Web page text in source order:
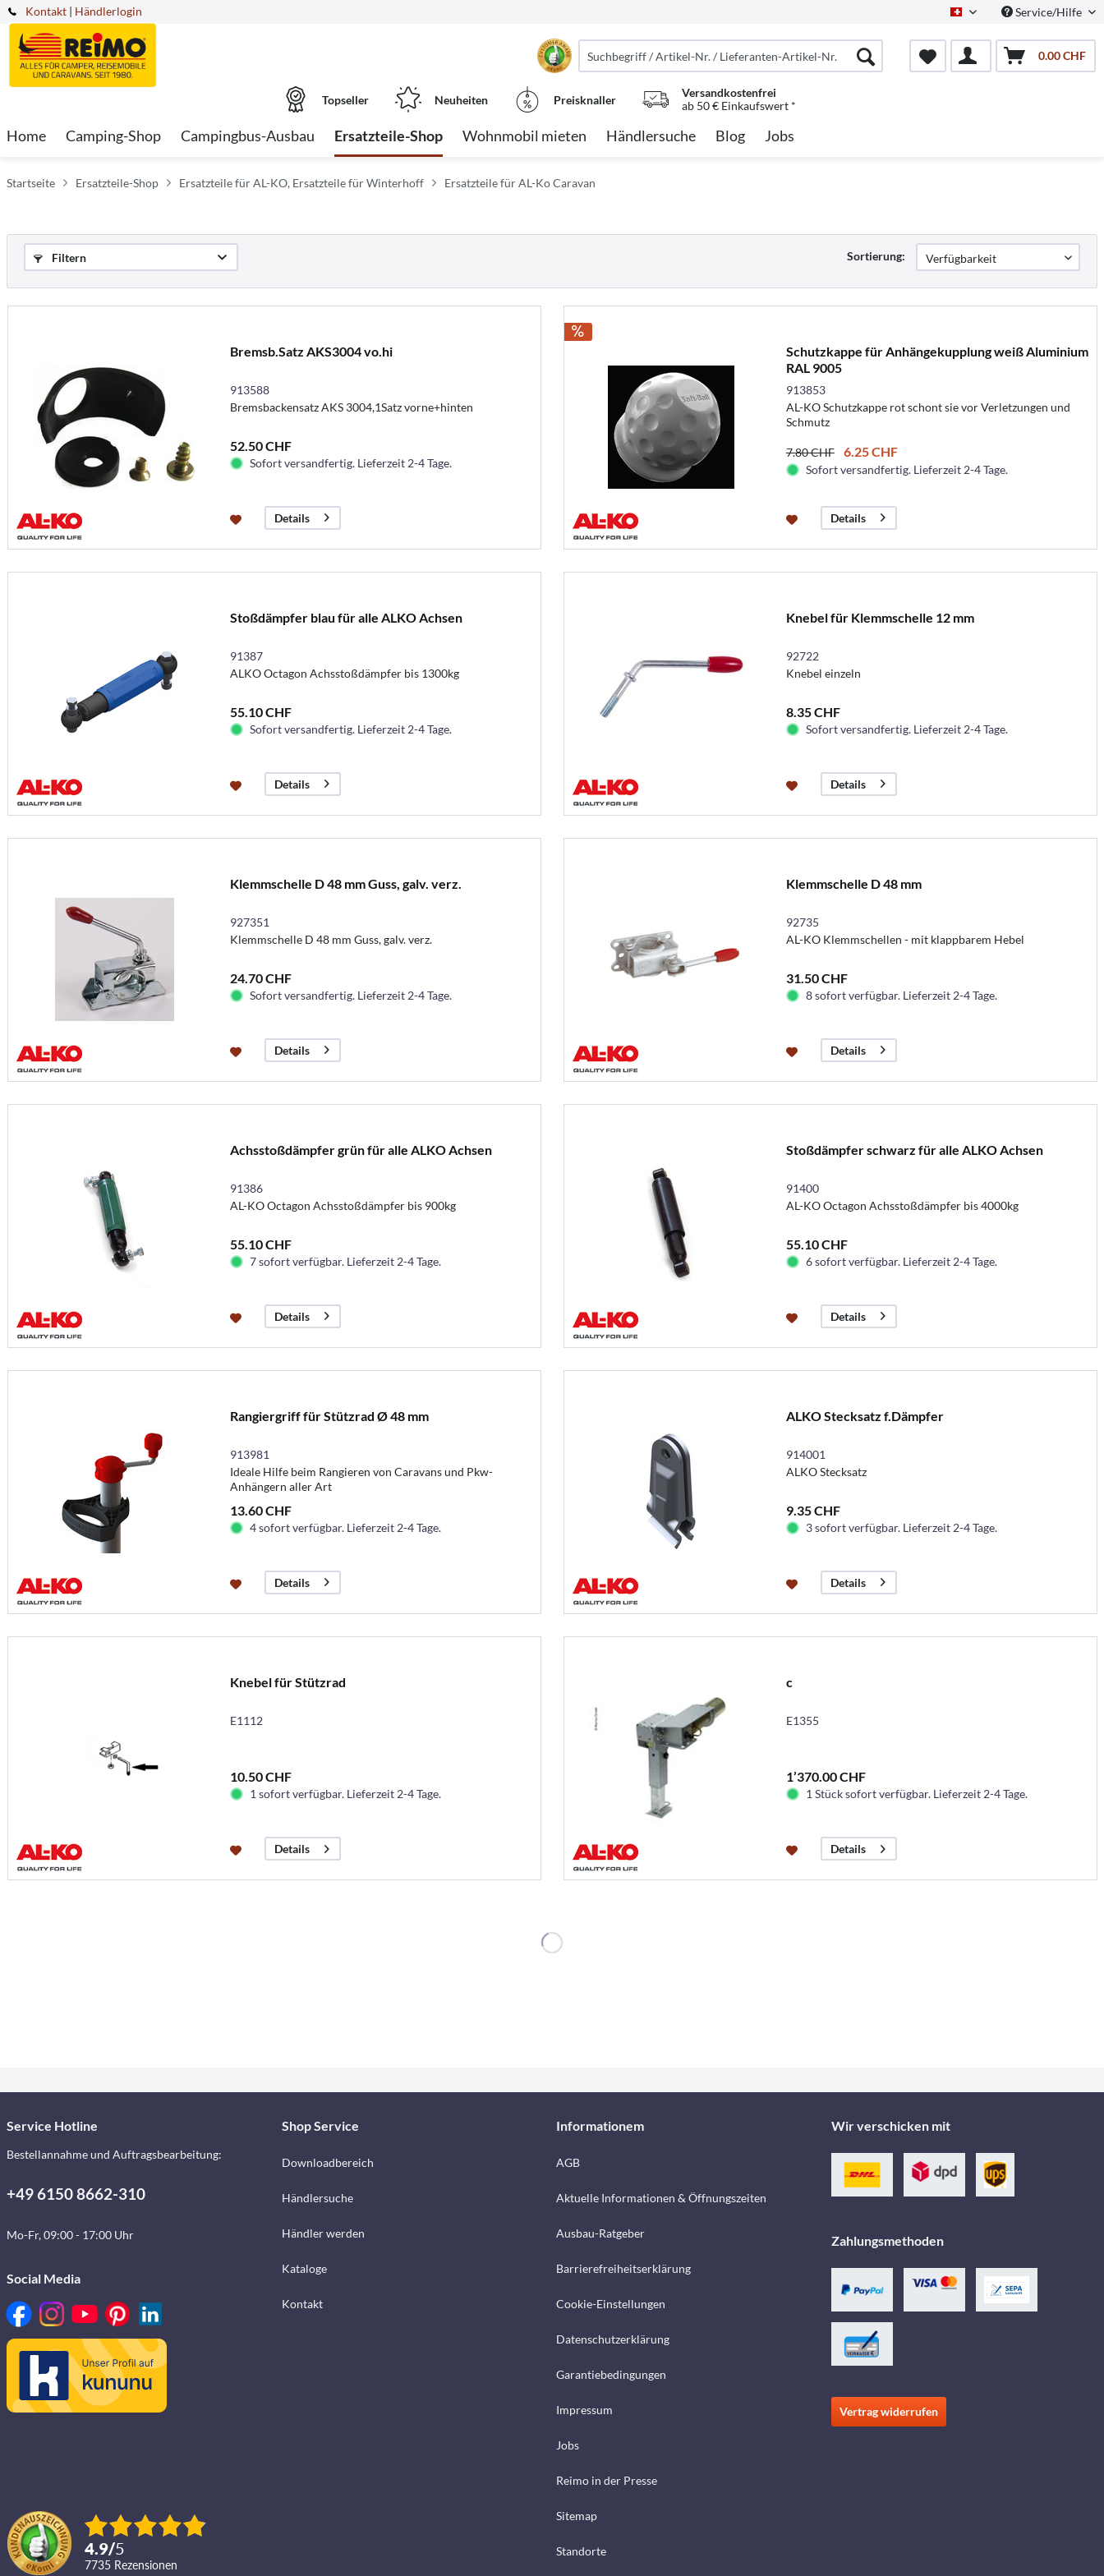
Kontakt Schweiz/DeutschService/Hilfe
| Händlerlogin
0.00 CHF
Topseller Neuheiten Preisknaller
Versandkostenfrei
ab 50 € Einkaufswert *
Home Camping-Shop Campingbus-Ausbau Ersatzteile-Shop Wohnmobil mieten Händlersuche Blog Jobs
Startseite Ersatzteile-Shop Ersatzteile für AL-KO, Ersatzteile für Winterhoff Ersatzteile für AL-Ko Caravan
Filtern Sortierung:
Bremsb.Satz AKS3004 vo.hi
913588
Bremsbackensatz AKS 3004,1Satz vorne+hinten
52.50 CHF
Sofort versandfertig. Lieferzeit 2-4 Tage.
Details
Schutzkappe für Anhängekupplung weiß Aluminium
RAL 9005
913853
AL-KO Schutzkappe rot schont sie vor Verletzungen und
Schmutz
7.80 CHF 6.25 CHF
Sofort versandfertig. Lieferzeit 2-4 Tage.
Details
Stoßdämpfer blau für alle ALKO Achsen
91387
ALKO Octagon Achsstoßdämpfer bis 1300kg
55.10 CHF
Sofort versandfertig. Lieferzeit 2-4 Tage.
Details
Knebel für Klemmschelle 12 mm
92722
Knebel einzeln
8.35 CHF
Sofort versandfertig. Lieferzeit 2-4 Tage.
Details
Klemmschelle D 48 mm Guss, galv. verz.
927351
Klemmschelle D 48 mm Guss, galv. verz.
24.70 CHF
Sofort versandfertig. Lieferzeit 2-4 Tage.
Details
Klemmschelle D 48 mm
92735
AL-KO Klemmschellen - mit klappbarem Hebel
31.50 CHF
8 sofort verfügbar. Lieferzeit 2-4 Tage.
Details
Achsstoßdämpfer grün für alle ALKO Achsen
91386
AL-KO Octagon Achsstoßdämpfer bis 900kg
55.10 CHF
7 sofort verfügbar. Lieferzeit 2-4 Tage.
Details
Stoßdämpfer schwarz für alle ALKO Achsen
91400
AL-KO Octagon Achsstoßdämpfer bis 4000kg
55.10 CHF
6 sofort verfügbar. Lieferzeit 2-4 Tage.
Details
Rangiergriff für Stützrad Ø 48 mm
913981
Ideale Hilfe beim Rangieren von Caravans und Pkw-
Anhängern aller Art
13.60 CHF
4 sofort verfügbar. Lieferzeit 2-4 Tage.
Details
ALKO Stecksatz f.Dämpfer
914001
ALKO Stecksatz
9.35 CHF
3 sofort verfügbar. Lieferzeit 2-4 Tage.
Details
Knebel für Stützrad
E1112
10.50 CHF
1 sofort verfügbar. Lieferzeit 2-4 Tage.
Details
c
E1355
1’370.00 CHF
1 Stück sofort verfügbar. Lieferzeit 2-4 Tage.
Details
Service Hotline
Bestellannahme und Auftragsbearbeitung:
+49 6150 8662-310
Mo-Fr, 09:00 - 17:00 Uhr
Social Media
4.9/5
7735 Rezensionen
Shop Service
Downloadbereich
Händlersuche
Händler werden
Kataloge
Kontakt
Informationem
AGB
Aktuelle Informationen & Öffnungszeiten
Ausbau-Ratgeber
Barrierefreiheitserklärung
Cookie-Einstellungen
Datenschutzerklärung
Garantiebedingungen
Impressum
Jobs
Reimo in der Presse
Sitemap
Standorte
Wir verschicken mit
Zahlungsmethoden
Vertrag widerrufen